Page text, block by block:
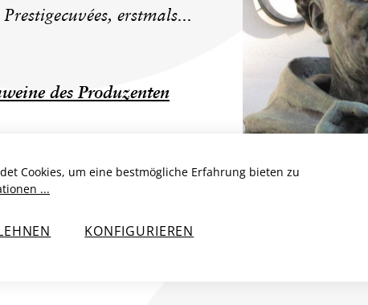
erstmals...
des Produzenten
Cookies, um eine bestmögliche Erfahrung bieten zu
...
KONFIGURIEREN